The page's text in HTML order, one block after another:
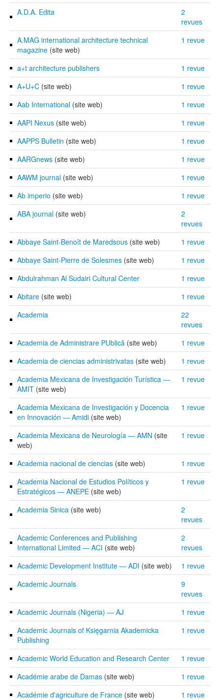
A.D.A. Edita
2
revues
A.MAG international architecture technical
magazine(site web)
1 revue
a+t architecture publishers
1 revue
A+U+C(site web)
1 revue
Aab International(site web)
1 revue
AAPI Nexus(site web)
1 revue
AAPPS Bulletin (site web)
1 revue
AARGnews(site web)
1 revue
AAWM journal(site web)
1 revue
Ab imperio (site web)
1 revue
ABA journal(site web)
2
revues
Abbaye Saint-Benoît de Maredsous(site web)
1 revue
Abbaye Saint-Pierre de Solesmes(site web)
1 revue
Abdulrahman Al Sudairi Cultural Center
1 revue
Abitare(site web)
1 revue
Academia
22
revues
Academia de Administrare PUblică (site web)
1 revue
Academia de ciencias administrivatas(site web)
1 revue
Academia Mexicana de Investigación Turística —
AMIT(site web)
1 revue
Academia Mexicana de Investigación y Docencia
en Innovación — Amidi(site web)
1 revue
Academia Mexicana de Neurología — AMN (site
web)
1 revue
Academia nacional de ciencias(site web)
1 revue
Academia Nacional de Estudios Políticos y
Estratégicos — ANEPE(site web)
1 revue
Academia Sinica (site web)
2
revues
Academic Conferences and Publishing
International Limited — ACI (site web)
2
revues
Academic Development Institute — ADI (site web)
1 revue
Academic Journals
9
revues
Academic Journals (Nigeria) — AJ
1 revue
Academic Journals of Księgarnia Akademicka
Publishing
1 revue
Academic World Education and Research Center
1 revue
Académie arabe de Damas(site web)
1 revue
Académie d'agriculture de France(site web)
1 revue